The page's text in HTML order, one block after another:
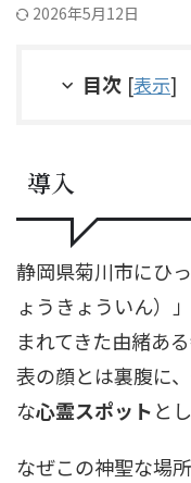
2026年5月12日
目次 [表示]
導入
静岡県菊川市にひ
ょうきょういん）
まれてきた由緒あ
表の顔とは裏腹に
な心霊スポットと
なぜこの神聖な場